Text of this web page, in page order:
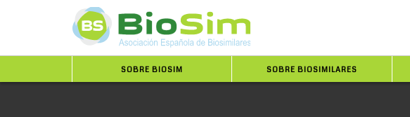
SOBRE BIOSIM SOBRE BIOSIMILARES